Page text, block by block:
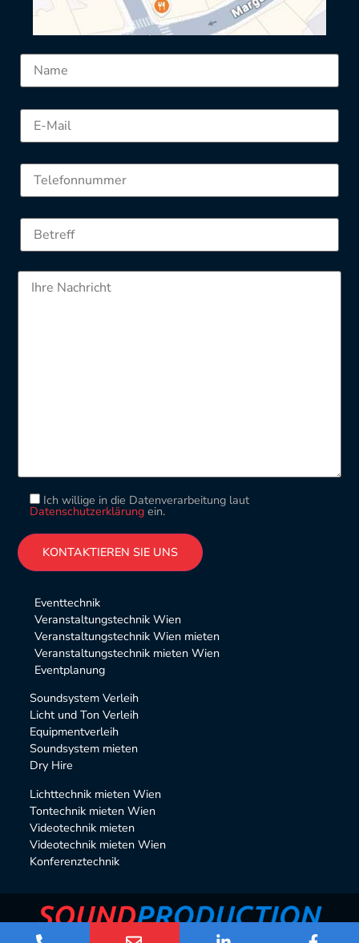
Ich willige in die Datenverarbeitung laut
Datenschutzerklärungein.
Please leave this field empty.
Eventtechnik
Veranstaltungstechnik Wien
Veranstaltungstechnik Wien mieten
Veranstaltungstechnik mieten Wien
Eventplanung
Soundsystem Verleih
Licht und Ton Verleih
Equipmentverleih
Soundsystem mieten
Dry Hire
Lichttechnik mieten Wien
Tontechnik mieten Wien
Videotechnik mieten
Videotechnik mieten Wien
Konferenztechnik
Sound Production © 2026 | Impressum